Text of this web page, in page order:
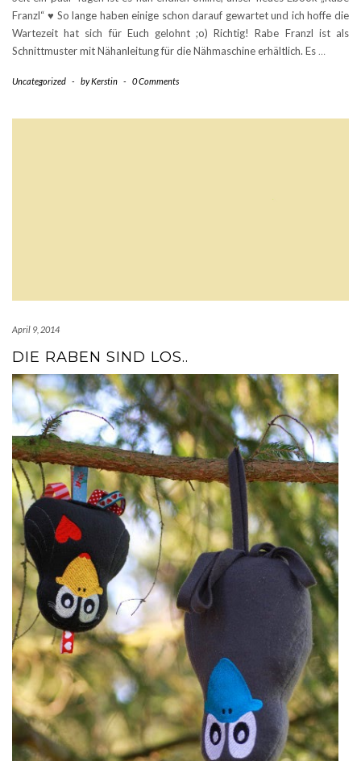
Franzl“ ♥ So lange haben einige schon darauf gewartet und ich hoffe die
Wartezeit hat sich für Euch gelohnt ;o) Richtig! Rabe Franzl ist als
Schnittmuster mit Nähanleitung für die Nähmaschine erhältlich. Es …
Uncategorized - byKerstin - 0 Comments
April 9, 2014
DIE RABEN SIND LOS..